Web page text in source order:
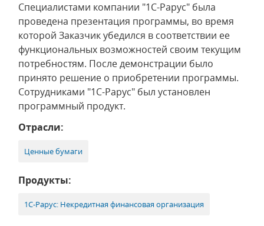
Специалистами компании "1С-Рарус" была
проведена презентация программы, во время
которой Заказчик убедился в соответствии ее
функциональных возможностей своим текущим
потребностям. После демонстрации было
принято решение о приобретении программы.
Сотрудниками "1С-Рарус" был установлен
программный продукт.
Отрасли:
Ценные бумаги
Продукты:
1С-Рарус: Некредитная финансовая организация